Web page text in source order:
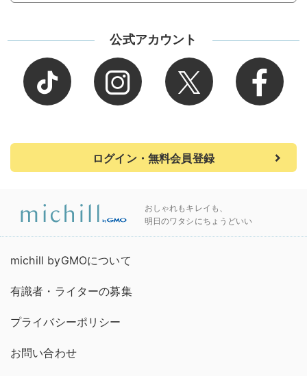
公式アカウント
ログイン・無料会員登録
おしゃれもキレイも、
明日のワタシにちょうどいい
michill byGMOについて
有識者・ライターの募集
プライバシーポリシー
お問い合わせ